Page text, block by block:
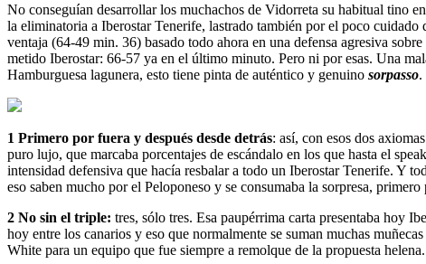
No conseguían desarrollar los muchachos de Vidorreta su habitual tino
la eliminatoria a Iberostar Tenerife, lastrado también por el poco
ventaja (64-49 min. 36) basado todo ahora en una defensa agresiva
metido Iberostar: 66-57 ya en el último minuto. Pero ni por esas. Una
Hamburguesa lagunera, esto tiene pinta de auténtico y genuino sorpasso.
1 Primero por fuera y después desde detrás: así, con esos dos
puro lujo, que marcaba porcentajes de escándalo en los que hasta el
intensidad defensiva que hacía resbalar a todo un Iberostar Tenerife. Y
eso saben mucho por el Peloponeso y se consumaba la sorpresa, primero
2 No sin el triple: tres, sólo tres. Esa paupérrima carta presentaba hoy
hoy entre los canarios y eso que normalmente se suman muchas
White para un equipo que fue siempre a remolque de la propuesta